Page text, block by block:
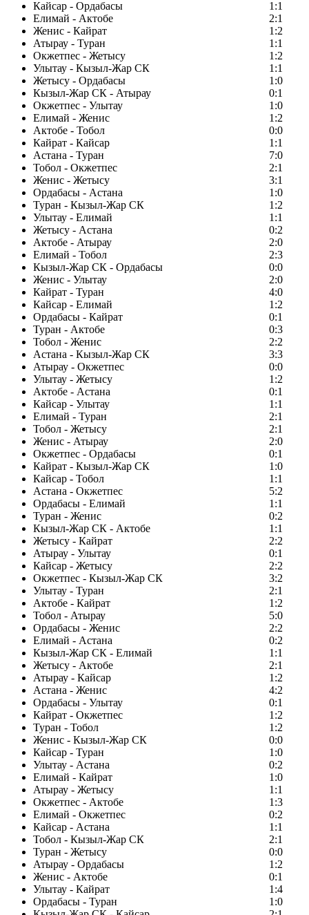
Кайсар - Ордабасы
1:1
Елимай - Актобе
2:1
Женис - Кайрат
1:2
Атырау - Туран
1:1
Окжетпес - Жетысу
1:2
Улытау - Кызыл-Жар СК
1:1
Жетысу - Ордабасы
1:0
Кызыл-Жар СК - Атырау
0:1
Окжетпес - Улытау
1:0
Елимай - Женис
1:2
Актобе - Тобол
0:0
Кайрат - Кайсар
1:1
Астана - Туран
7:0
Тобол - Окжетпес
2:1
Женис - Жетысу
3:1
Ордабасы - Астана
1:0
Туран - Кызыл-Жар СК
1:2
Улытау - Елимай
1:1
Жетысу - Астана
0:2
Актобе - Атырау
2:0
Елимай - Тобол
2:3
Кызыл-Жар СК - Ордабасы
0:0
Женис - Улытау
2:0
Кайрат - Туран
4:0
Кайсар - Елимай
1:2
Ордабасы - Кайрат
0:1
Туран - Актобе
0:3
Тобол - Женис
2:2
Астана - Кызыл-Жар СК
3:3
Атырау - Окжетпес
0:0
Улытау - Жетысу
1:2
Актобе - Астана
0:1
Кайсар - Улытау
1:1
Елимай - Туран
2:1
Тобол - Жетысу
2:1
Женис - Атырау
2:0
Окжетпес - Ордабасы
0:1
Кайрат - Кызыл-Жар СК
1:0
Кайсар - Тобол
1:1
Астана - Окжетпес
5:2
Ордабасы - Елимай
1:1
Туран - Женис
0:2
Кызыл-Жар СК - Актобе
1:1
Жетысу - Кайрат
2:2
Атырау - Улытау
0:1
Кайсар - Жетысу
2:2
Окжетпес - Кызыл-Жар СК
3:2
Улытау - Туран
2:1
Актобе - Кайрат
1:2
Тобол - Атырау
5:0
Ордабасы - Женис
2:2
Елимай - Астана
0:2
Кызыл-Жар СК - Елимай
1:1
Жетысу - Актобе
2:1
Атырау - Кайсар
1:2
Астана - Женис
4:2
Ордабасы - Улытау
0:1
Кайрат - Окжетпес
1:2
Туран - Тобол
1:2
Женис - Кызыл-Жар СК
0:0
Кайсар - Туран
1:0
Улытау - Астана
0:2
Елимай - Кайрат
1:0
Атырау - Жетысу
1:1
Окжетпес - Актобе
1:3
Елимай - Окжетпес
0:2
Кайсар - Астана
1:1
Тобол - Кызыл-Жар СК
2:1
Туран - Жетысу
0:0
Атырау - Ордабасы
1:2
Женис - Актобе
0:1
Улытау - Кайрат
1:4
Ордабасы - Туран
1:0